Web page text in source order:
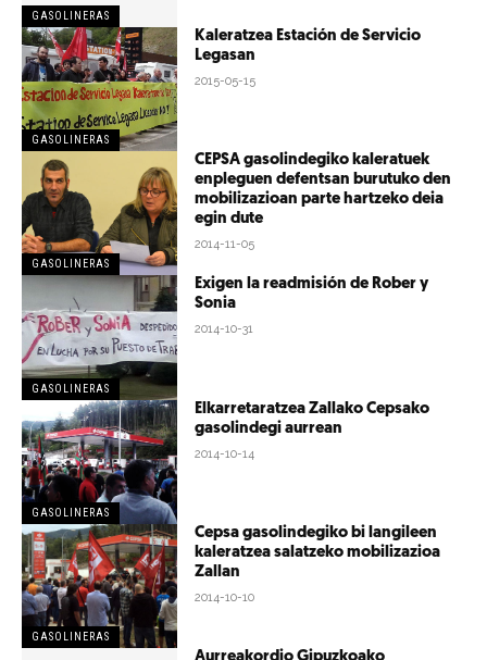
GASOLINERAS
GASOLINERAS
Kaleratzea Estación de Servicio
Legasan
2015-05-15
GASOLINERAS
CEPSA gasolindegiko kaleratuek
enpleguen defentsan burutuko den
mobilizazioan parte hartzeko deia
egin dute
2014-11-05
GASOLINERAS
Exigen la readmisión de Rober y
Sonia
2014-10-31
GASOLINERAS
Elkarretaratzea Zallako Cepsako
gasolindegi aurrean
2014-10-14
GASOLINERAS
Cepsa gasolindegiko bi langileen
kaleratzea salatzeko mobilizazioa
Zallan
2014-10-10